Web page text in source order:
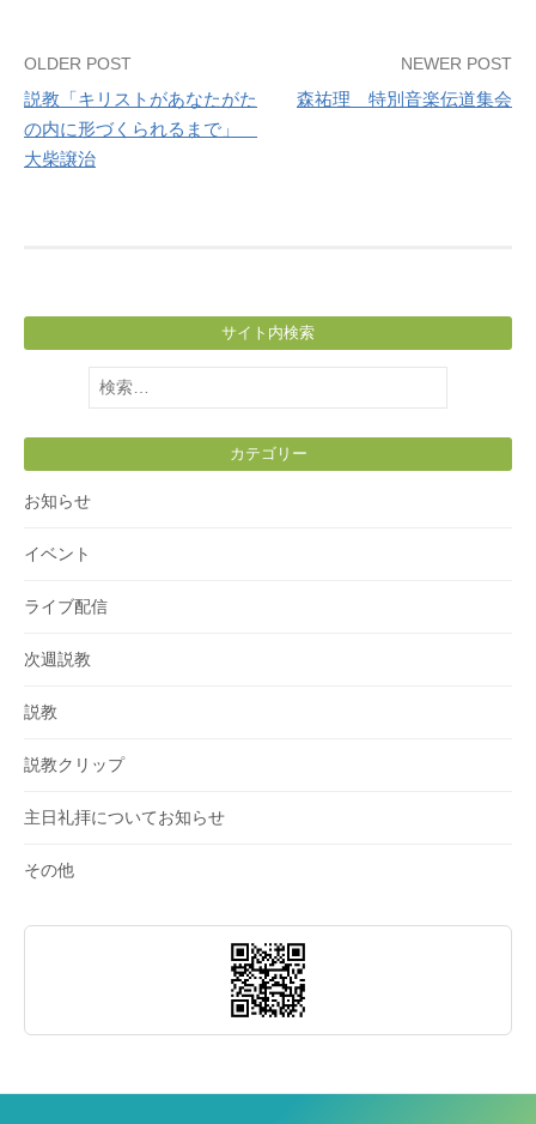
Post
navigation
OLDER POST
説教「キリストがあなたがた
の内に形づくられるまで」
大柴譲治
NEWER POST
森祐理 特別音楽伝道集会
サイト内検索
検
索:
カテゴリー
お知らせ
イベント
ライブ配信
次週説教
説教
説教クリップ
主日礼拝についてお知らせ
その他